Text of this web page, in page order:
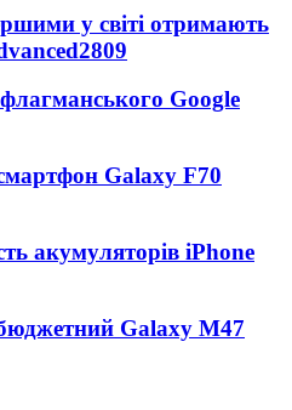
у світі отримають
2809
Google
Galaxy F70
акумуляторів iPhone
Galaxy M47